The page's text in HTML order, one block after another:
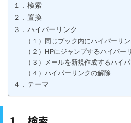
１．検索
２．置換
３．ハイパーリンク
（１）同じブック内にハイパーリ
（２）HPにジャンプするハイパー
（３）メールを新規作成するハイ
（４）ハイパーリンクの解除
４．テーマ